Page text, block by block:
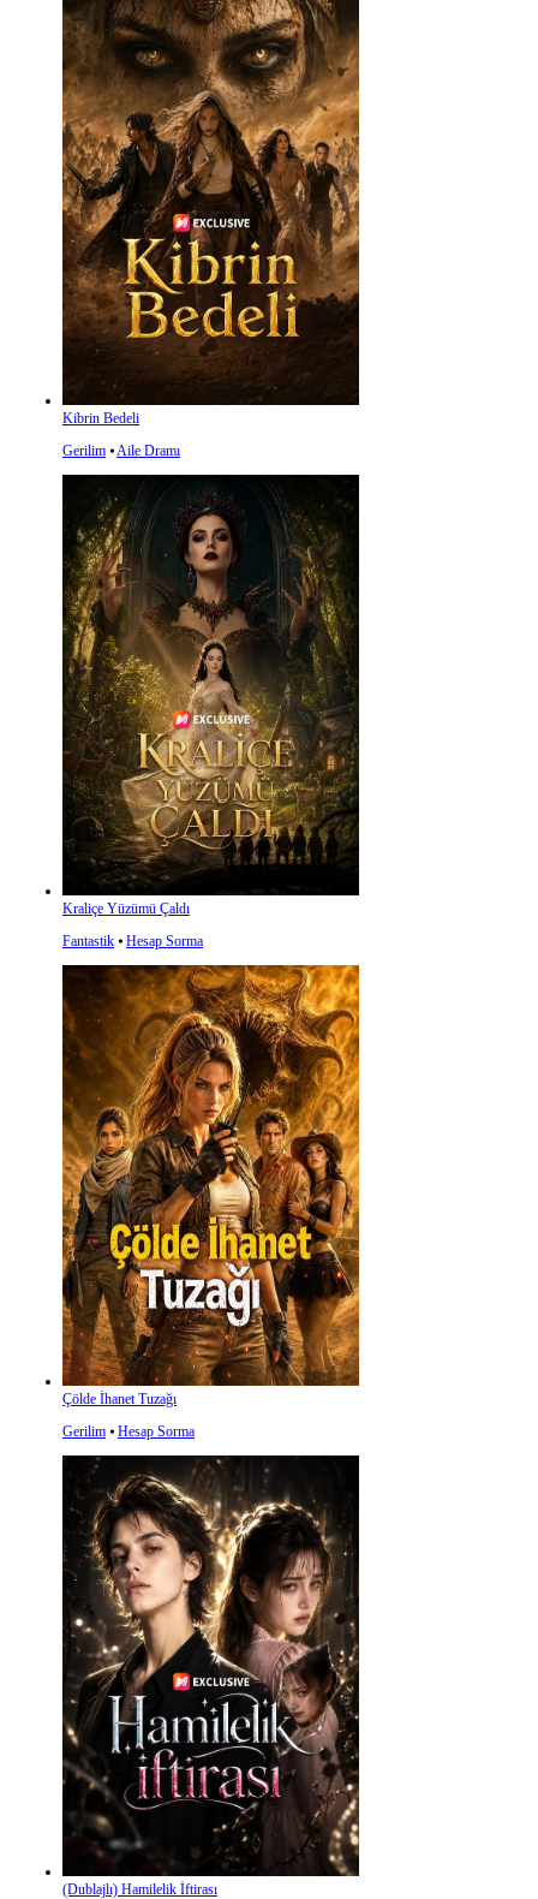
Kibrin Bedeli
Gerilim ⦁Aile Dramı
Kraliçe Yüzümü Çaldı
Fantastik ⦁ Hesap Sorma
Çölde İhanet Tuzağı
Gerilim ⦁ Hesap Sorma
(Dublajlı) Hamilelik İftirası